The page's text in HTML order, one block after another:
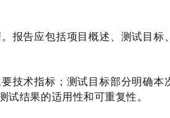
报告应包括项目概述、测试目
技术指标；测试目标部分明确
结果的适用性和可重复性。